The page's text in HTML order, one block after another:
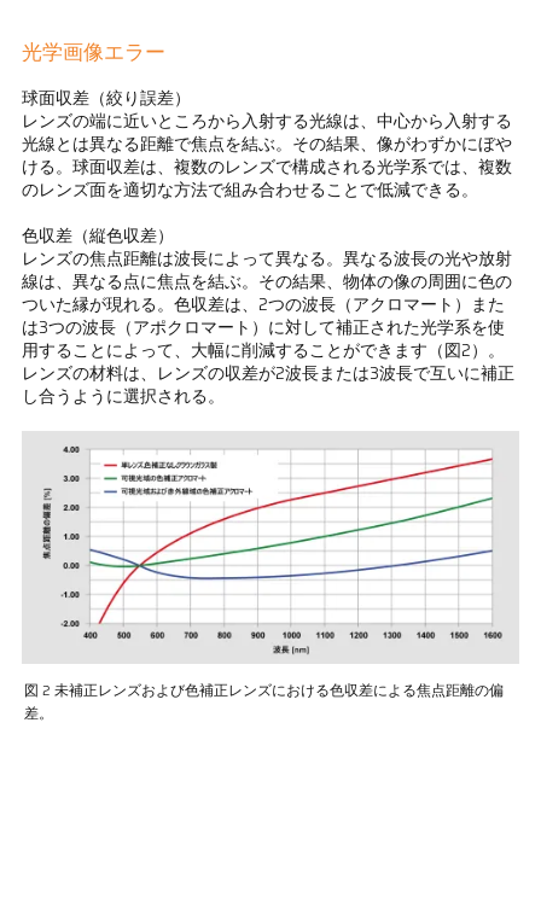
光学画像エラー
球面収差（絞り誤差）
レンズの端に近いところから入射する光線は、中心から入射する
光線とは異なる距離で焦点を結ぶ。その結果、像がわずかにぼや
ける。球面収差は、複数のレンズで構成される光学系では、複数
のレンズ面を適切な方法で組み合わせることで低減できる。
色収差（縦色収差）
レンズの焦点距離は波長によって異なる。異なる波長の光や放射
線は、異なる点に焦点を結ぶ。その結果、物体の像の周囲に色の
ついた縁が現れる。色収差は、2つの波長（アクロマート）また
は3つの波長（アポクロマート）に対して補正された光学系を使
用することによって、大幅に削減することができます（図2）。
レンズの材料は、レンズの収差が2波長または3波長で互いに補正
し合うように選択される。
図 2 未補正レンズおよび色補正レンズにおける色収差による焦点距離の偏
差。